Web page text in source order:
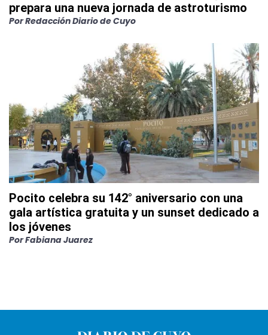
prepara una nueva jornada de astroturismo
PorRedacción Diario de Cuyo
Pocito celebra su 142° aniversario con una
gala artística gratuita y un sunset dedicado a
los jóvenes
PorFabiana Juarez